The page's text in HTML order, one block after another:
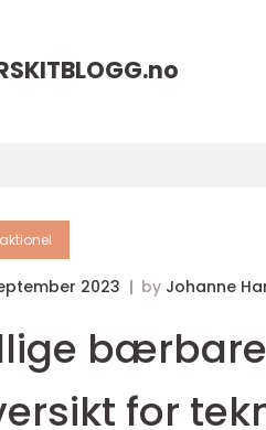
no
2023 by Johanne
for